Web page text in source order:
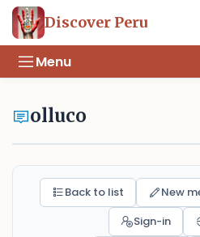
Discover Peru
Menu
olluco
Back to list New
Sign-in